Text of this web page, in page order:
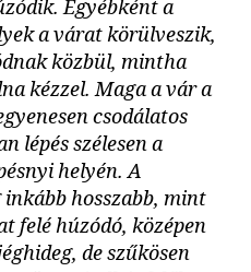
Egyébként a
a várat körülveszik,
közbül, mintha
kézzel. Maga a vár a
csodálatos
lépés szélesen a
helyén. A
hosszabb, mint
felé húzódó, középen
de szűkösen